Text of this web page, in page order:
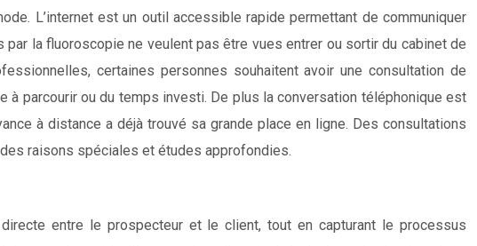
L’internet est un outil accessible rapide permettant de communiquer
la fluoroscopie ne veulent pas être vues entrer ou sortir du cabinet de
certaines personnes souhaitent avoir une consultation de
parcourir ou du temps investi. De plus la conversation téléphonique est
à distance a déjà trouvé sa grande place en ligne. Des consultations
raisons spéciales et études approfondies.
entre le prospecteur et le client, tout en capturant le processus